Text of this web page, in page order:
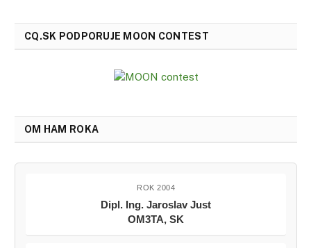
CQ.SK PODPORUJE MOON CONTEST
OM HAM ROKA
ROK 2004
Dipl. Ing. Jaroslav Just
OM3TA, SK